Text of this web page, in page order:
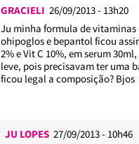
GRACIELI 26/09/2013 - 13h20
Ju minha formula de
ohipoglos e bepantol ficou
2% e Vit C 10%, em serum
leve, pois precisavam ter uma
ficou legal a composição? Bjos
JU LOPES 27/09/2013 - 10h46